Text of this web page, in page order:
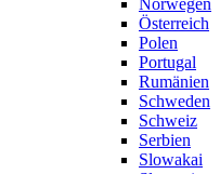
Norwegen
Österreich
Polen
Portugal
Rumänien
Schweden
Schweiz
Serbien
Slowakai